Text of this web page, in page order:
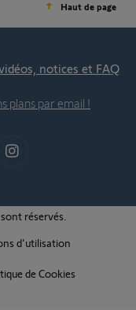
Haut de page
notices et FAQ
plans par email !
réservés.
d'utilisation
de Cookies